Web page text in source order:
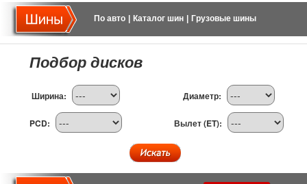
По авто Каталог шин Грузовые шины
Подбор дисков
Ширина: Диаметр:
PCD: Вылет (ET):